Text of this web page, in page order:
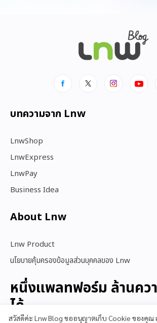
บทความจาก Lnw
LnwShop
LnwExpress
LnwPay
Business Idea
About Lnw​
Lnw Product
นโยบายคุ้มครองข้อมูลส่วนบุคคลของ Lnw
หนึ่งแพลทฟอร์ม ล้านคว
ได้
สวัสดีค่ะ Lnw Blog ขออนุญาตเก็บ Cookie ของคุณ